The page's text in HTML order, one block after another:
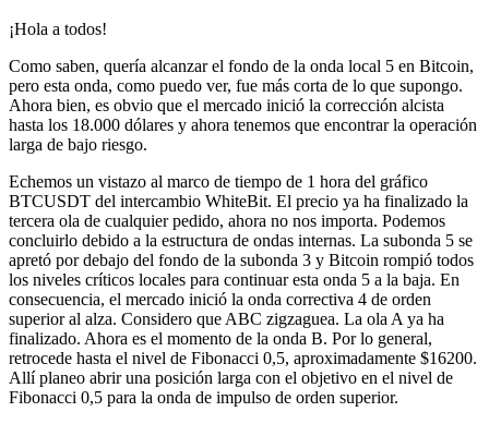
¡Hola a todos!
Como saben, quería alcanzar el fondo de la onda local 5 en Bitcoin,
pero esta onda, como puedo ver, fue más corta de lo que supongo.
Ahora bien, es obvio que el mercado inició la corrección alcista
hasta los 18.000 dólares y ahora tenemos que encontrar la operación
larga de bajo riesgo.
Echemos un vistazo al marco de tiempo de 1 hora del gráfico
BTCUSDT del intercambio WhiteBit. El precio ya ha finalizado la
tercera ola de cualquier pedido, ahora no nos importa. Podemos
concluirlo debido a la estructura de ondas internas. La subonda 5 se
apretó por debajo del fondo de la subonda 3 y Bitcoin rompió todos
los niveles críticos locales para continuar esta onda 5 a la baja. En
consecuencia, el mercado inició la onda correctiva 4 de orden
superior al alza. Considero que ABC zigzaguea. La ola A ya ha
finalizado. Ahora es el momento de la onda B. Por lo general,
retrocede hasta el nivel de Fibonacci 0,5, aproximadamente $16200.
Allí planeo abrir una posición larga con el objetivo en el nivel de
Fibonacci 0,5 para la onda de impulso de orden superior.